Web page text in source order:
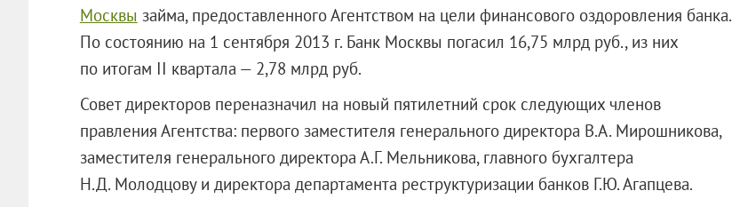
Москвы займа, предоставленного Агентством на цели финансового оздоровления банка.
По состоянию на 1 сентября 2013 г. Банк Москвы погасил 16,75 млрд руб., из них
по итогам II квартала — 2,78 млрд руб.
Совет директоров переназначил на новый пятилетний срок следующих членов
правления Агентства: первого заместителя генерального директора В.А. Мирошникова,
заместителя генерального директора А.Г. Мельникова, главного бухгалтера
Н.Д. Молодцову и директора департамента реструктуризации банков Г.Ю. Агапцева.